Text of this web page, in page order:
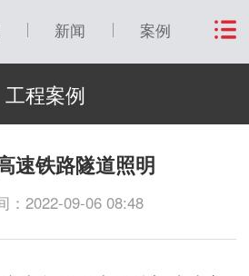
新闻 案例
工程案例
速铁路隧道照明
：2022-09-06 08:48